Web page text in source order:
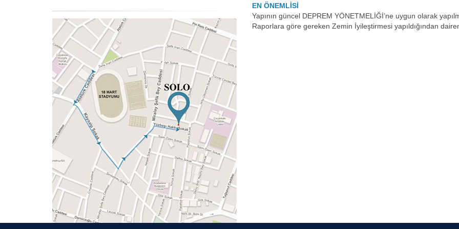
EN ÖNEMLİSİ
Yapının güncel DEPREM YÖNETMELİĞİ’ne uygun olarak
Raporlara göre gereken Zemin İyileştirmesi yapıldığından